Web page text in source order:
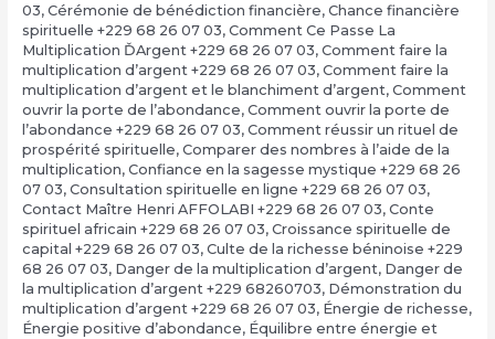
03, Cérémonie de bénédiction financière, Chance financière
spirituelle +229 68 26 07 03, Comment Ce Passe La
Multiplication ĎArgent +229 68 26 07 03, Comment faire la
multiplication d’argent +229 68 26 07 03, Comment faire la
multiplication d’argent et le blanchiment d’argent, Comment
ouvrir la porte de l’abondance, Comment ouvrir la porte de
l’abondance +229 68 26 07 03, Comment réussir un rituel de
prospérité spirituelle, Comparer des nombres à l’aide de la
multiplication, Confiance en la sagesse mystique +229 68 26
07 03, Consultation spirituelle en ligne +229 68 26 07 03,
Contact Maître Henri AFFOLABI +229 68 26 07 03, Conte
spirituel africain +229 68 26 07 03, Croissance spirituelle de
capital +229 68 26 07 03, Culte de la richesse béninoise +229
68 26 07 03, Danger de la multiplication d’argent, Danger de
la multiplication d’argent +229 68260703, Démonstration du
multiplication d’argent +229 68 26 07 03, Énergie de richesse,
Énergie positive d’abondance, Équilibre entre énergie et